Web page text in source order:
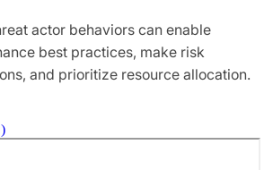
actor behaviors can enable
best practices, make risk
and prioritize resource allocation.